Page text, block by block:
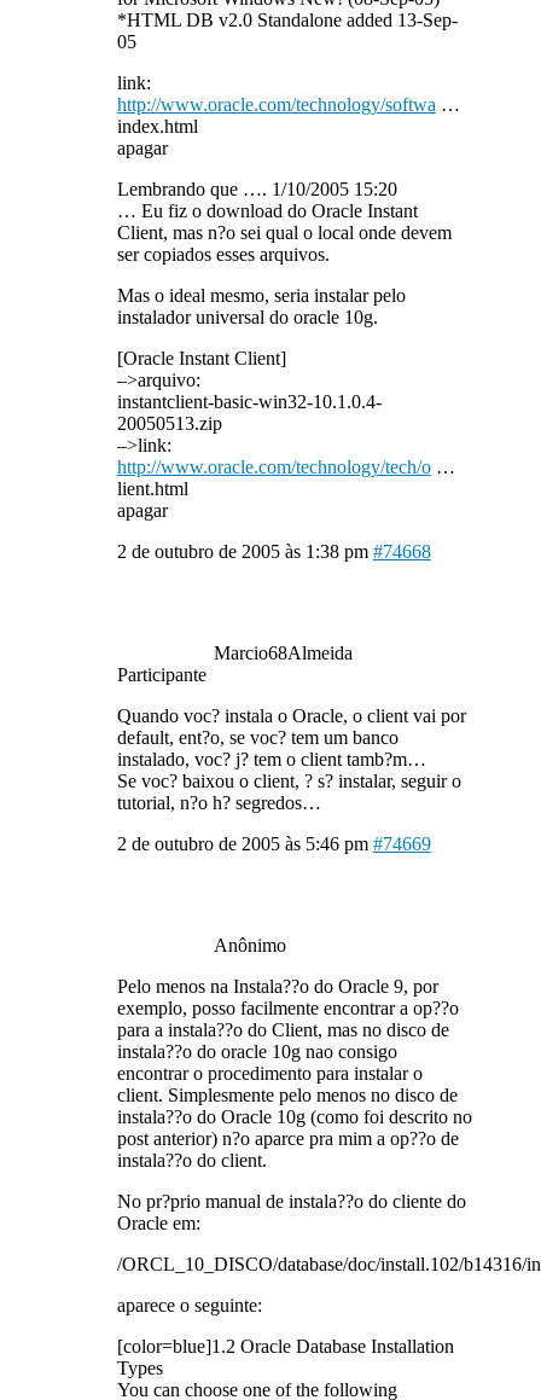
*HTML DB v2.0 Standalone added 13-Sep-
05
link:
http://www.oracle.com/technology/softwa …
index.html
apagar
Lembrando que …. 1/10/2005 15:20
… Eu fiz o download do Oracle Instant
Client, mas n?o sei qual o local onde devem
ser copiados esses arquivos.
Mas o ideal mesmo, seria instalar pelo
instalador universal do oracle 10g.
[Oracle Instant Client]
–>arquivo:
instantclient-basic-win32-10.1.0.4-
20050513.zip
–>link:
http://www.oracle.com/technology/tech/o…
lient.html
apagar
2 de outubro de 2005 às 1:38 pm #74668
Marcio68Almeida
Participante
Quando voc? instala o Oracle, o client vai por
default, ent?o, se voc? tem um banco
instalado, voc? j? tem o client tamb?m…
Se voc? baixou o client, ? s? instalar, seguir o
tutorial, n?o h? segredos…
2 de outubro de 2005 às 5:46 pm #74669
Anônimo
Pelo menos na Instala??o do Oracle 9, por
exemplo, posso facilmente encontrar a op??o
para a instala??o do Client, mas no disco de
instala??o do oracle 10g nao consigo
encontrar o procedimento para instalar o
client. Simplesmente pelo menos no disco de
instala??o do Oracle 10g (como foi descrito no
post anterior) n?o aparce pra mim a op??o de
instala??o do client.
No pr?prio manual de instala??o do cliente do
Oracle em:
/ORCL_10_DISCO/database/doc/install.102/b14316/
aparece o seguinte:
[color=blue]1.2 Oracle Database Installation
Types
You can choose one of the following